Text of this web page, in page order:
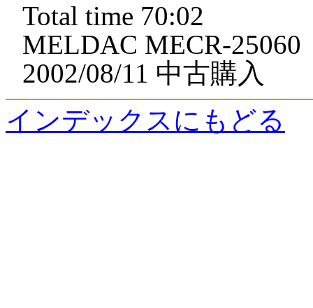
Total time 70:02
MELDAC MECR-25060
2002/08/11 中古購入
インデックスにもどる